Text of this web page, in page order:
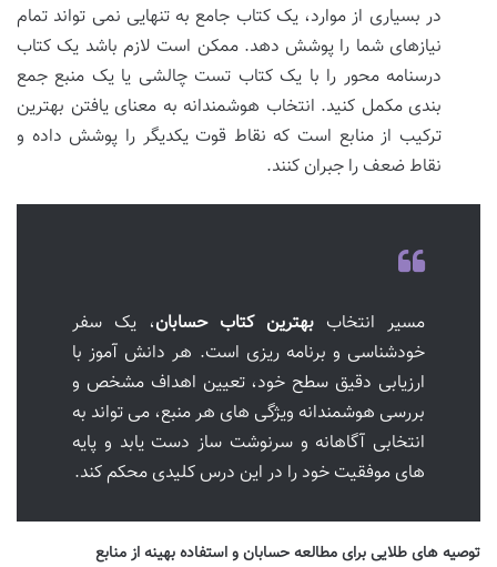
در بسیاری از موارد، یک کتاب جامع به تنهایی نمی تواند تمام
نیازهای شما را پوشش دهد. ممکن است لازم باشد یک کتاب
درسنامه محور را با یک کتاب تست چالشی یا یک منبع جمع
بندی مکمل کنید. انتخاب هوشمندانه به معنای یافتن بهترین
ترکیب از منابع است که نقاط قوت یکدیگر را پوشش داده و
نقاط ضعف را جبران کنند.
مسیر انتخاب بهترین کتاب حسابان، یک سفر
خودشناسی و برنامه ریزی است. هر دانش آموز با
ارزیابی دقیق سطح خود، تعیین اهداف مشخص و
بررسی هوشمندانه ویژگی های هر منبع، می تواند به
انتخابی آگاهانه و سرنوشت ساز دست یابد و پایه
های موفقیت خود را در این درس کلیدی محکم کند.
توصیه های طلایی برای مطالعه حسابان و استفاده بهینه از منابع